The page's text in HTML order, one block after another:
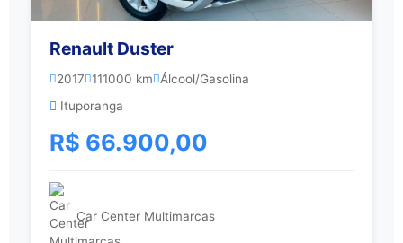
Renault Duster
2017 111000 km
Álcool/Gasolina
Ituporanga
R$ 66.900,00
Car Center Multimarcas